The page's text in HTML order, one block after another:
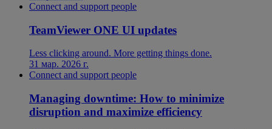
Connect and support people
TeamViewer ONE UI updates
Less clicking around. More getting things done.
31 мар. 2026 г.
Connect and support people
Managing downtime: How to minimize
disruption and maximize efficiency